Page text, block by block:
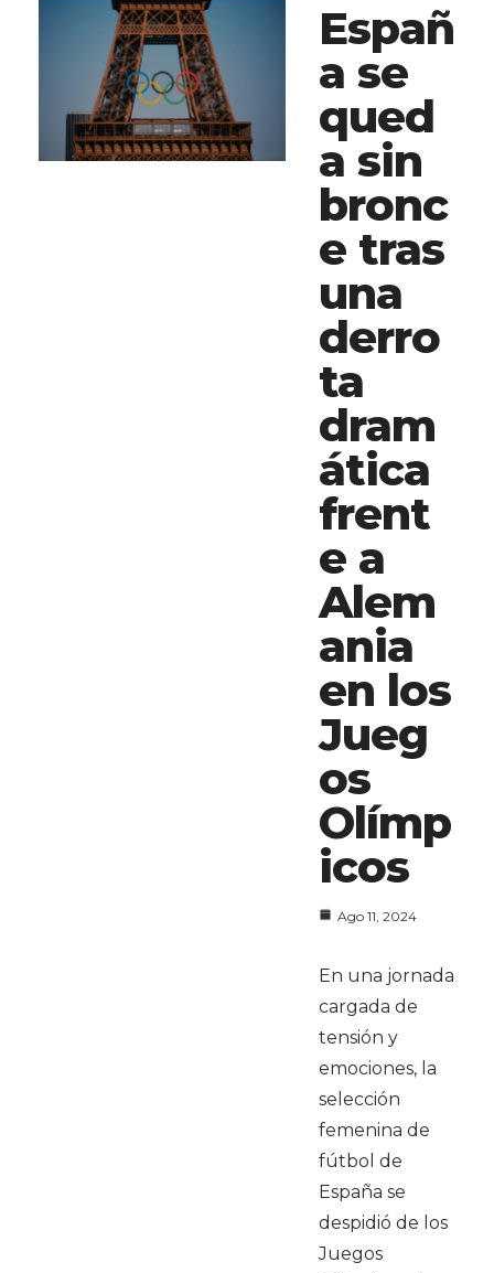
Españ
a se
qued
a sin
bronc
e tras
una
derro
ta
dram
ática
frent
e a
Alem
ania
en los
Jueg
os
Olímp
icos
Ago 11, 2024
En una jornada
cargada de
tensión y
emociones, la
selección
femenina de
fútbol de
España se
despidió de los
Juegos